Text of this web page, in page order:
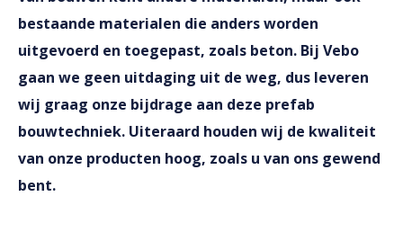
Kolommen
Balkons
Galerijplaten
Consoles
Trappen & bordessen
Monsters aanvragen
Informatie aanvragen
bestaande materialen die anders worden
uitgevoerd en toegepast, zoals beton. Bij Vebo
gaan we geen uitdaging uit de weg, dus leveren
wij graag onze bijdrage aan deze prefab
bouwtechniek. Uiteraard houden wij de kwaliteit
van onze producten hoog, zoals u van ons gewend
bent.